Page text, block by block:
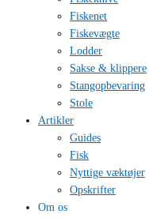
Fiskenet
Fiskevægte
Lodder
Sakse & klippere
Stangopbevaring
Stole
Artikler
Guides
Fisk
Nyttige væktøjer
Opskrifter
Om os